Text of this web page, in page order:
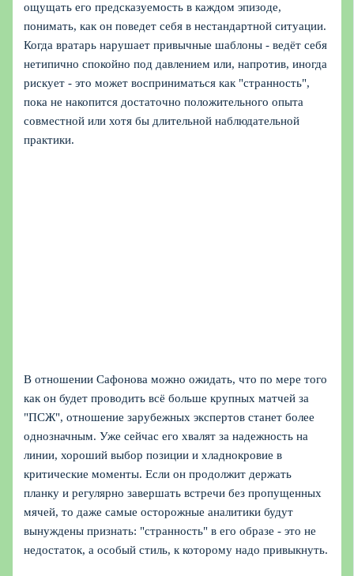
ощущать его предсказуемость в каждом эпизоде,
понимать, как он поведет себя в нестандартной ситуации.
Когда вратарь нарушает привычные шаблоны - ведёт себя
нетипично спокойно под давлением или, напротив, иногда
рискует - это может восприниматься как "странность",
пока не накопится достаточно положительного опыта
совместной или хотя бы длительной наблюдательной
практики.
В отношении Сафонова можно ожидать, что по мере того
как он будет проводить всё больше крупных матчей за
"ПСЖ", отношение зарубежных экспертов станет более
однозначным. Уже сейчас его хвалят за надежность на
линии, хороший выбор позиции и хладнокровие в
критические моменты. Если он продолжит держать
планку и регулярно завершать встречи без пропущенных
мячей, то даже самые осторожные аналитики будут
вынуждены признать: "странность" в его образе - это не
недостаток, а особый стиль, к которому надо привыкнуть.